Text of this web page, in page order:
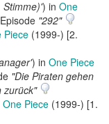
Stimme)') in One
"292"
Piece (1999-) [2.
) in One Piece
"Die Piraten gehen
zurück"
One Piece (1999-) [1.